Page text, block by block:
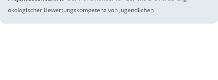
ökologischer Bewertungskompetenz von Jugendlichen